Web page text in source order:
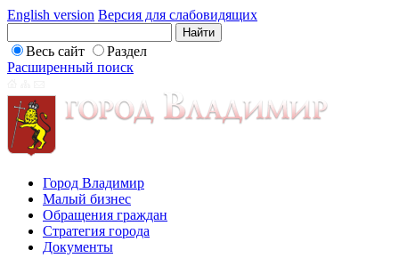
English version Версия для слабовидящих
Весь сайт
Раздел
Расширенный поиск
Город Владимир
Малый бизнес
Обращения граждан
Стратегия города
Документы